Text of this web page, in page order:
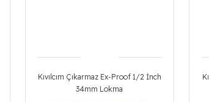
Kıvılcım Çıkarmaz Ex-Proof 1/2 İnch
34mm Lokma